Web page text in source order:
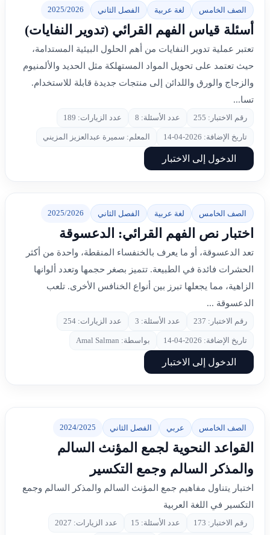
الصف الخامس لغة عربية الفصل الثاني 2025/2026
أسئلة قياس الفهم القرائي (تدوير النفايات)
تعتبر عملية تدوير النفايات من أهم الحلول البيئية المستدامة،
حيث تعتمد على تحويل المواد المستهلكة مثل الحديد والألمنيوم
والزجاج والورق واللدائن إلى منتجات جديدة قابلة للاستخدام.
تسا...
رقم الاختبار: 255 عدد الأسئلة: 8 عدد الزيارات: 189
تاريخ الإضافة: 2026-04-14 المعلم: سميرة عبدالعزيز المزيني
الدخول إلى الاختبار
الصف الخامس لغة عربية الفصل الثاني 2025/2026
اختبار نص الفهم القرائي: الدعسوقة
تعد الدعسوقة، أو ما يعرف بالخنفساء المنقطة، واحدة من أكثر
الحشرات فائدة في الطبيعة. تتميز بصغر حجمها وتعدد ألوانها
الزاهية، مما يجعلها تبرز بين أنواع الخنافس الأخرى. تلعب
الدعسوقة ...
رقم الاختبار: 237 عدد الأسئلة: 3 عدد الزيارات: 254
تاريخ الإضافة: 2026-04-14 بواسطة: Amal Salman
الدخول إلى الاختبار
الصف الخامس عربي الفصل الثاني 2024/2025
القواعد النحوية لجمع المؤنث السالم
والمذكر السالم وجمع التكسير
اختبار يتناول مفاهيم جمع المؤنث السالم والمذكر السالم وجمع
التكسير في اللغة العربية
رقم الاختبار: 173 عدد الأسئلة: 15 عدد الزيارات: 2027